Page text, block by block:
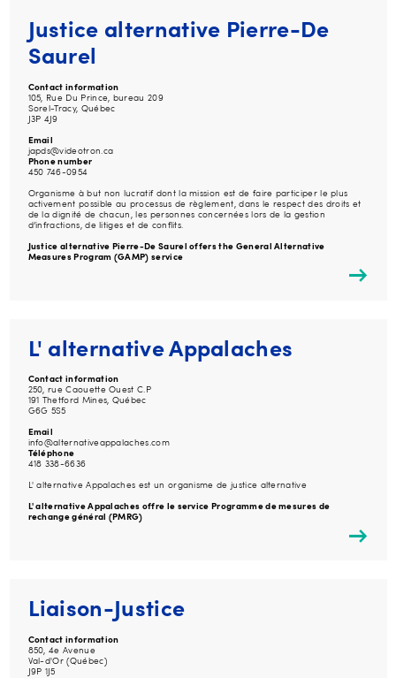
Justice alternative Pierre-De
Saurel
Contact information
105, Rue Du Prince, bureau 209
Sorel-Tracy, Québec
J3P 4J9
Email
japds@videotron.ca
Phone number
450 746-0954
Organisme à but non lucratif dont la mission est de faire participer le plus
activement possible au processus de règlement, dans le respect des droits et
de la dignité de chacun, les personnes concernées lors de la gestion
d’infractions, de litiges et de conflits.
Justice alternative Pierre-De Saurel offers the General Alternative
Measures Program (GAMP) service
L' alternative Appalaches
Contact information
250, rue Caouette Ouest C.P
191 Thetford Mines, Québec
G6G 5S5
Email
info@alternativeappalaches.com
Téléphone
418 338-6636
L' alternative Appalaches est un organisme de justice alternative
L' alternative Appalaches offre le service Programme de mesures de
rechange général (PMRG)
Liaison-Justice
Contact information
850, 4e Avenue
Val-d'Or (Québec)
J9P 1J5